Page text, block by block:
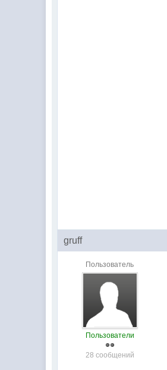
gruff
Пользователь
Пользователи
28 сообщений